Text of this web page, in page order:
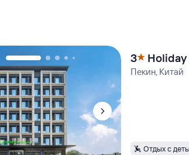
3 Holiday
Пекин, Китай
Отдых с